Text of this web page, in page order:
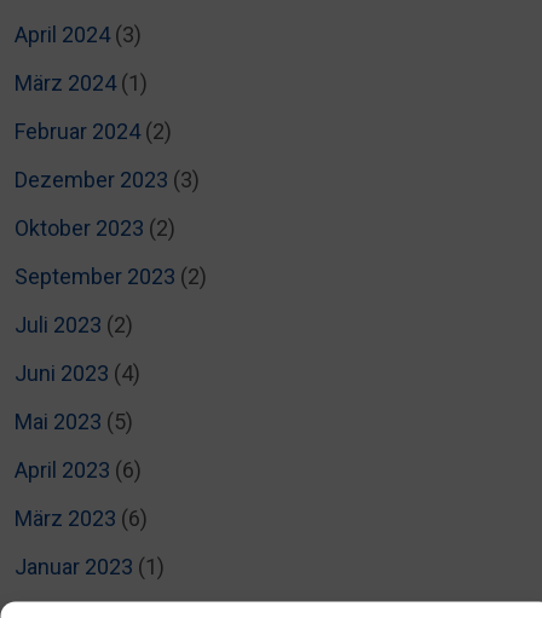
April 2024(3)
März 2024(1)
Februar 2024(2)
Dezember 2023 (3)
Oktober 2023 (2)
September 2023 (2)
Juli 2023 (2)
Juni 2023 (4)
Mai 2023 (5)
April 2023 (6)
März 2023 (6)
Januar 2023 (1)